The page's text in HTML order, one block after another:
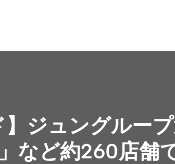
】ジュングルー
など約260店舗